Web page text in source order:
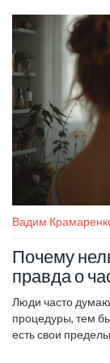
Вадим
Почему
правда о
Люди часто
процедуры, тем
есть свои